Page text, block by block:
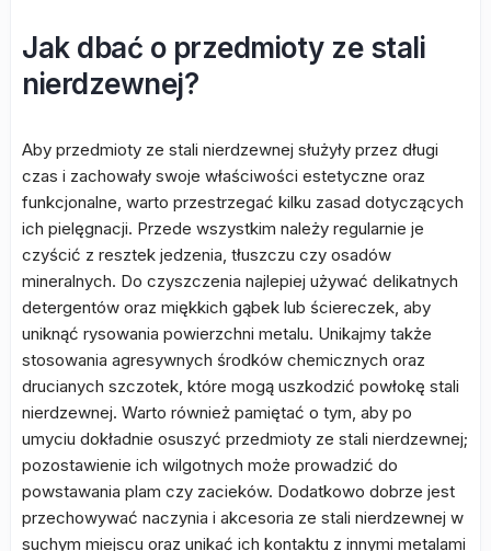
Jak dbać o przedmioty ze stali
nierdzewnej?
Aby przedmioty ze stali nierdzewnej służyły przez długi
czas i zachowały swoje właściwości estetyczne oraz
funkcjonalne, warto przestrzegać kilku zasad dotyczących
ich pielęgnacji. Przede wszystkim należy regularnie je
czyścić z resztek jedzenia, tłuszczu czy osadów
mineralnych. Do czyszczenia najlepiej używać delikatnych
detergentów oraz miękkich gąbek lub ściereczek, aby
uniknąć rysowania powierzchni metalu. Unikajmy także
stosowania agresywnych środków chemicznych oraz
drucianych szczotek, które mogą uszkodzić powłokę stali
nierdzewnej. Warto również pamiętać o tym, aby po
umyciu dokładnie osuszyć przedmioty ze stali nierdzewnej;
pozostawienie ich wilgotnych może prowadzić do
powstawania plam czy zacieków. Dodatkowo dobrze jest
przechowywać naczynia i akcesoria ze stali nierdzewnej w
suchym miejscu oraz unikać ich kontaktu z innymi metalami